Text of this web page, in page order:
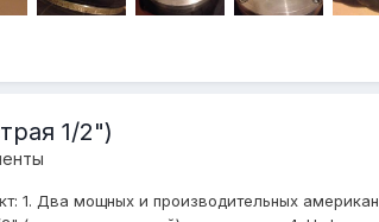
1/2")
1. Два мощных и производительных